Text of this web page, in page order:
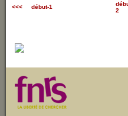
<<< début-1
2